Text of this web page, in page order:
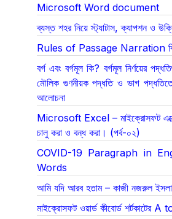
Microsoft Word document
ব্যস্ত শহর নিয়ে স্ট্যাটাস, ক্যাপশন ও
Rules of Passage Narration
বর্গ এবং বর্গমূল কি? বর্গমূল নির্ণয়ের
মৌলিক গুণনীয়ক পদ্ধতি ও ভাগ পদ্ধতিতে
আলোচনা
Microsoft Excel – মাইক্রোসফট
চালু করা ও বন্ধ করা। (পর্ব-০২)
COVID-19 Paragraph in
Words
আমি যদি আরব হতাম – কাজী নজরুল
মাইক্রোসফট ওয়ার্ড কীবোর্ড শর্টকাটের A